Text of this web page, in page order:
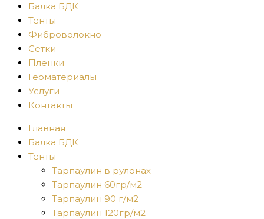
Балка БДК
Тенты
Фиброволокно
Сетки
Пленки
Геоматериалы
Услуги
Контакты
Главная
Балка БДК
Тенты
Тарпаулин в рулонах
Тарпаулин 60гр/м2
Тарпаулин 90 г/м2
Тарпаулин 120гр/м2